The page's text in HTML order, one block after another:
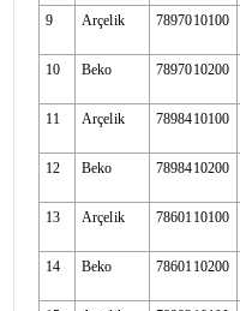
9 Arçelik 7897010100
10 Beko 7897010200
11 Arçelik 7898410100
12 Beko 7898410200
13 Arçelik 7860110100
14 Beko 7860110200